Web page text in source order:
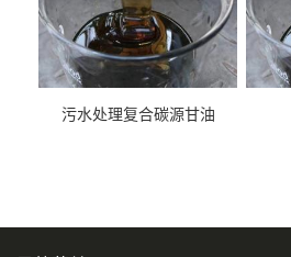
污水处理复合碳源甘油